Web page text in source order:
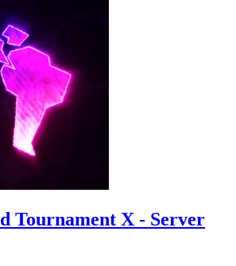
Tournament X - Server